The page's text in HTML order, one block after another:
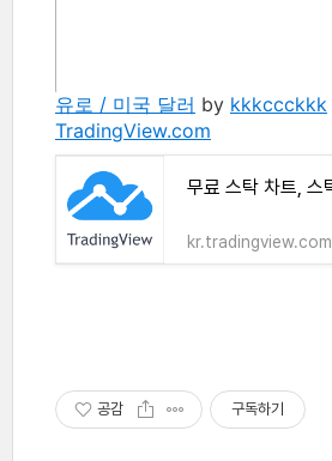
유로 / 미국 달러 by kkkccckkk
TradingView.com
kr.tradingview.com
공감 구독하기